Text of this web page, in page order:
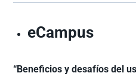
eCampus
“Beneficios y desafíos del